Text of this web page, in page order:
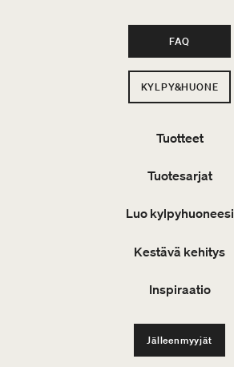
FAQ
KYLPY&HUONE
Tuotteet
Tuotesarjat
Luo kylpyhuoneesi
Kestävä kehitys
Inspiraatio
Jälleenmyyjät